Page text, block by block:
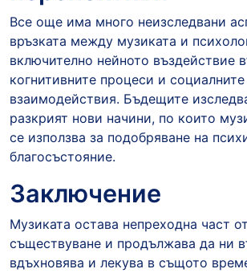
Все още има много неизследвани
връзката между музиката и
включително нейното въздействие
когнитивните процеси и социалните
взаимодействия. Бъдещите
разкрият нови начини, по които
се използва за подобряване на
благосъстояние.
Заключение
Музиката остава непреходна част
съществуване и продължава да ни
вдъхновява и лекува в същото